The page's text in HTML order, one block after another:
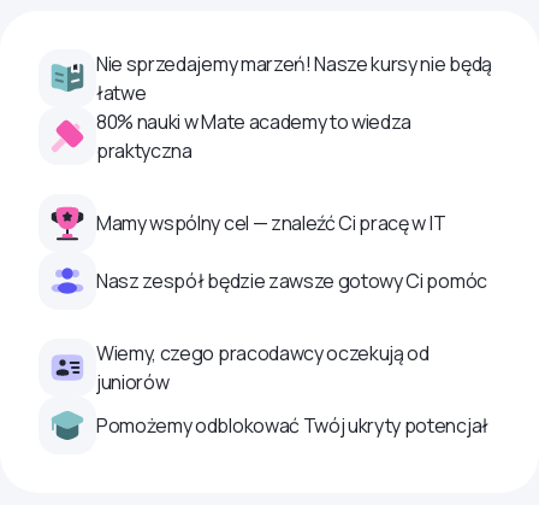
Nie sprzedajemy marzeń! Nasze kursy nie będą
łatwe
80% nauki w Mate academy to wiedza
praktyczna
Mamy wspólny cel — znaleźć Ci pracę w IT
Nasz zespół będzie zawsze gotowy Ci pomóc
Wiemy, czego pracodawcy oczekują od
juniorów
Pomożemy odblokować Twój ukryty potencjał